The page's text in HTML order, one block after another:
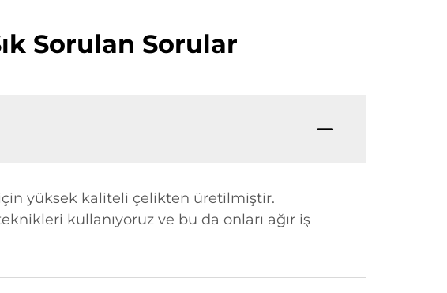
Sorulan Sorular
için yüksek kaliteli çelikten üretilmiştir.
kullanıyoruz ve bu da onları ağır iş